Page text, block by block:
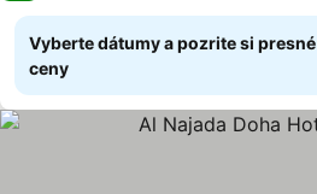
Vyberte dátumy a pozrite si presné
ceny